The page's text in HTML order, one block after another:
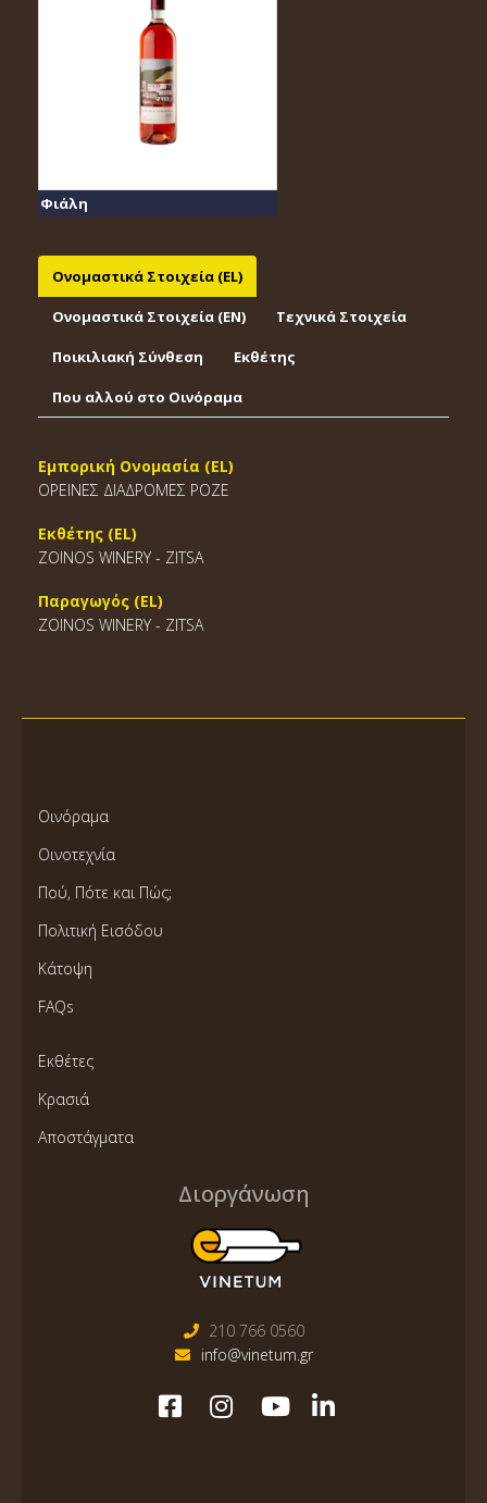
Φιάλη
Ονομαστικά Στοιχεία (EL)
Ονομαστικά Στοιχεία (EΝ) Τεχνικά Στοιχεία
Ποικιλιακή Σύνθεση Εκθέτης
Που αλλού στο Οινόραμα
Εμπορική Ονομασία (EL)
ΟΡΕΙΝΕΣ ΔΙΑΔΡΟΜΕΣ ΡΟΖΕ
Εκθέτης (EL)
ZOINOS WINERY - ZITSA
Παραγωγός (EL)
ZOINOS WINERY - ZITSA
Οινόραμα
Οινοτεχνία
Πού, Πότε και Πώς;
Πολιτική Εισόδου
Κάτοψη
FAQs
Εκθέτες
Κρασιά
Αποστάγματα
Διοργάνωση
210 766 0560
info@vinetum.gr